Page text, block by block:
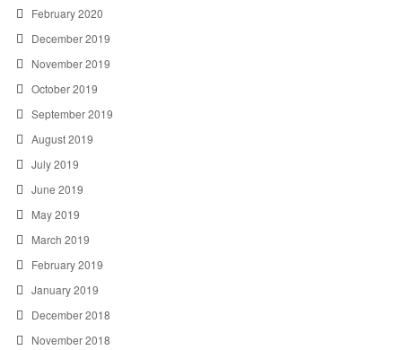
February 2020
December 2019
November 2019
October 2019
September 2019
August 2019
July 2019
June 2019
May 2019
March 2019
February 2019
January 2019
December 2018
November 2018